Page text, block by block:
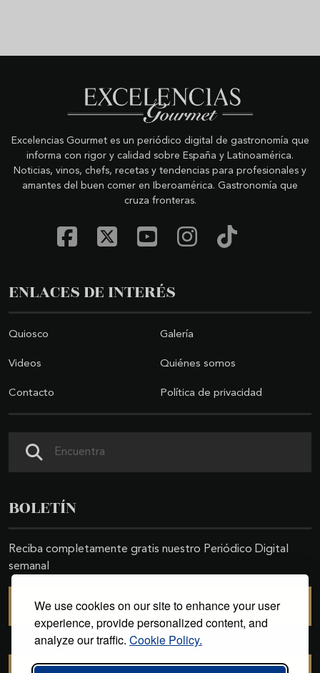
We use cookies on our site to enhance your user
experience, provide personalized content, and
analyze our traffic. Cookie Policy.
Excelencias Gourmet es un periódico digital de gastronomía que
informa con rigor y calidad sobre España y Latinoamérica.
Noticias, vinos, chefs, recetas y tendencias para profesionales y
amantes del buen comer en Iberoamérica. Gastronomía que
cruza fronteras.
ENLACES DE INTERÉS
Quiosco Galería
Videos Quiénes somos
Contacto Política de privacidad
BOLETÍN
Reciba completamente gratis nuestro Periódico Digital
semanal
SUSCRIBIRSE